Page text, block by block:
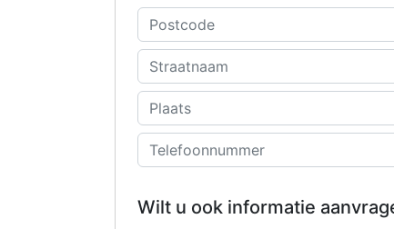
Wilt u ook informatie